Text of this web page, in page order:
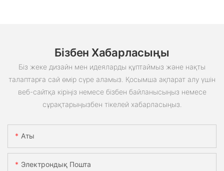
Бізбен Хабарласыңы
Біз жеке дизайн мен идеяларды құптаймыз және нақты
талаптарға сай өмір сүре аламыз. Қосымша ақпарат алу үшін
веб-сайтқа кіріңіз немесе бізбен байланысыңыз немесе
сұрақтарыңызбен тікелей хабарласыңыз.
Аты
Электрондық Пошта